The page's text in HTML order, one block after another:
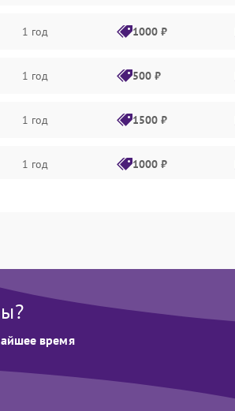
1 год 1000 ₽
1 год 500 ₽
1 год 1500 ₽
1 год 1000 ₽
1 год 500 ₽
1 год
время